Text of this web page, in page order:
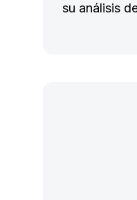
su análisis